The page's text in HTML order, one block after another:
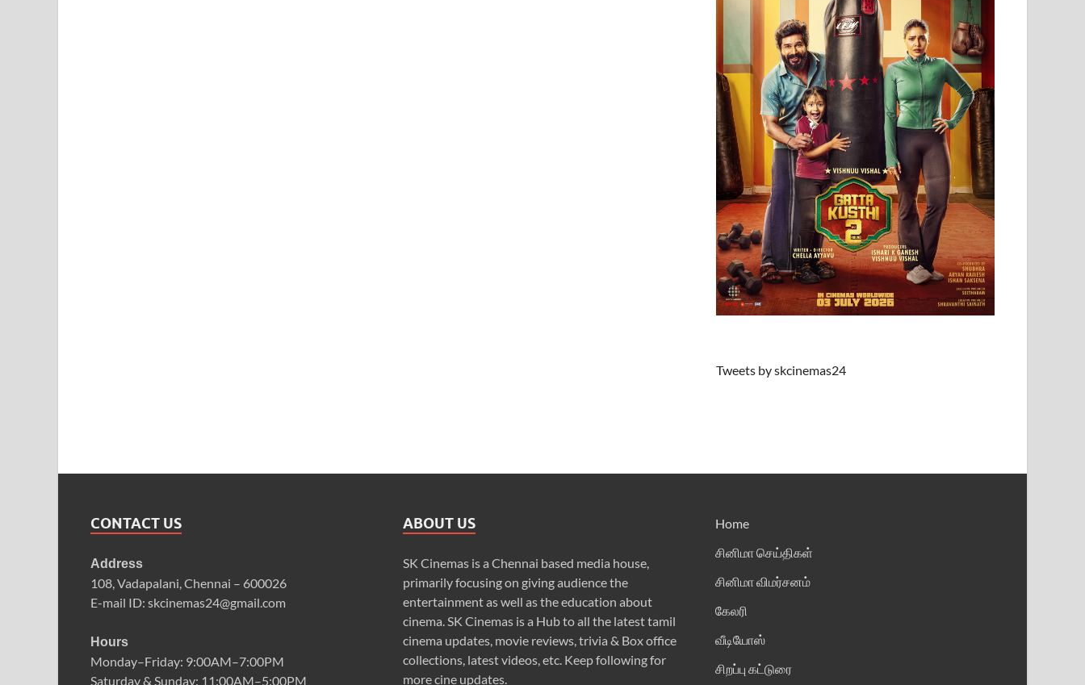
Tweets by skcinemas24
CONTACT US
Address
108, Vadapalani, Chennai – 600026
E-mail ID: skcinemas24@gmail.com
Hours
Monday–Friday: 9:00AM–7:00PM
Saturday & Sunday: 11:00AM–5:00PM
ABOUT US
SK Cinemas is a Chennai based media house,
primarily focusing on giving audience the
entertainment as well as the education about
cinema. SK Cinemas is a Hub to all the latest tamil
cinema updates, movie reviews, trivia & Box office
collections, latest videos, etc. Keep following for
more cine updates.
Home
சினிமா செய்திகள்
சினிமா விமர்சனம்
கேலரி
வீடியோஸ்
சிறப்பு கட்டுரை